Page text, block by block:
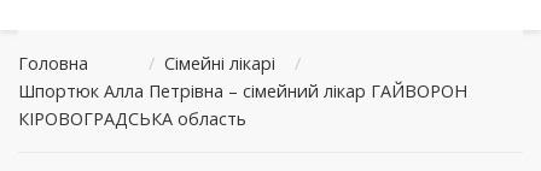
Головна / Сімейні лікарі
/
Шпортюк Алла Петрівна – сімейний лікар ГАЙВОРОН
КІРОВОГРАДСЬКА область